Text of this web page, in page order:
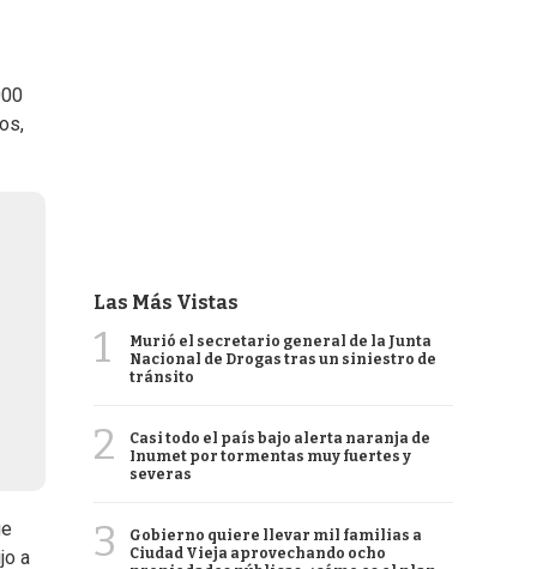
a
Las Más Vistas
1
Murió el secretario general de la Junta
Nacional de Drogas tras un siniestro de
tránsito
2
Casi todo el país bajo alerta naranja de
Inumet por tormentas muy fuertes y
severas
3
Gobierno quiere llevar mil familias a
Ciudad Vieja aprovechando ocho